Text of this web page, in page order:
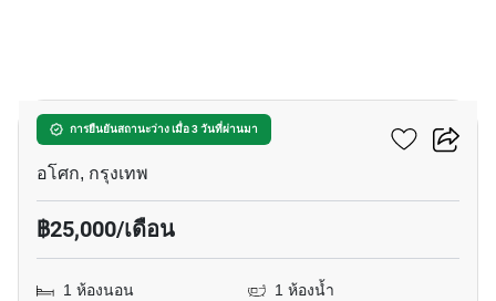
การยืนยันสถานะว่าง เมื่อ 3 วันที่ผ่านมา
แอชตัน อโศก
อโศก, กรุงเทพ
฿25,000/เดือน
1 ห้องนอน
1 ห้องน้ำ